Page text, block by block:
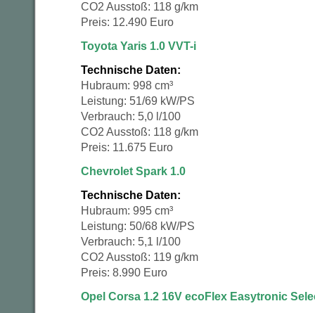
CO2 Ausstoß: 118 g/km
Preis: 12.490 Euro
Toyota Yaris 1.0 VVT-i
Technische Daten:
Hubraum: 998 cm³
Leistung: 51/69 kW/PS
Verbrauch: 5,0 l/100
CO2 Ausstoß: 118 g/km
Preis: 11.675 Euro
Chevrolet Spark 1.0
Technische Daten:
Hubraum: 995 cm³
Leistung: 50/68 kW/PS
Verbrauch: 5,1 l/100
CO2 Ausstoß: 119 g/km
Preis: 8.990 Euro
Opel Corsa 1.2 16V ecoFlex Easytronic